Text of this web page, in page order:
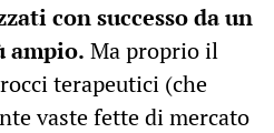
con successo da un
ampio. Ma proprio il
terapeutici (che
vaste fette di mercato